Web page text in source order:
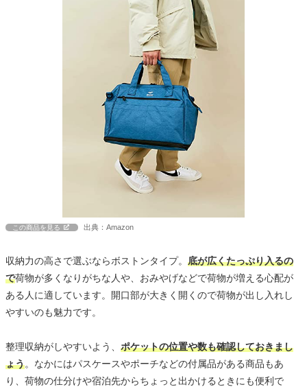
この商品を見る 出典：Amazon
収納力の高さで選ぶならボストンタイプ。 底が広くたっぷり入るの
で荷物が多くなりがちな人や、おみやげなどで荷物が増える心配が
ある人に適しています。開口部が大きく開くので荷物が出し入れし
やすいのも魅力です。
整理収納がしやすいよう、 ポケットの位置や数も確認しておきまし
ょう。なかにはパスケースやポーチなどの付属品がある商品もあ
り、荷物の仕分けや宿泊先からちょっと出かけるときにも便利で